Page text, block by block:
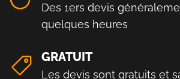
Des 1ers devis
quelques heures
GRATUIT
Les devis sont gratuits et